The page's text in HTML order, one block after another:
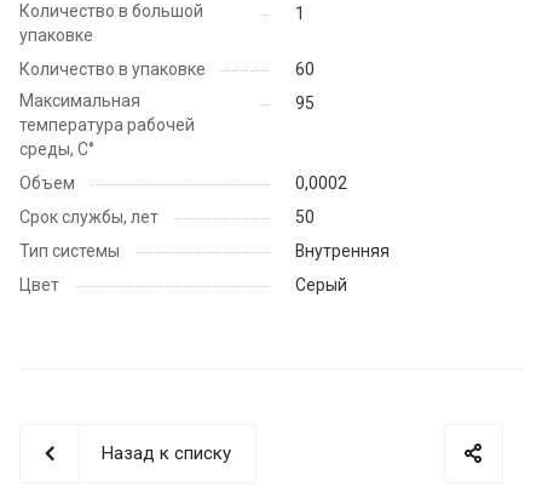
Количество в большой
упаковке
1
Количество в упаковке
60
Максимальная
температура рабочей
среды, С°
95
Объем
0,0002
Срок службы, лет
50
Тип системы
Внутренняя
Цвет
Серый
Назад к списку